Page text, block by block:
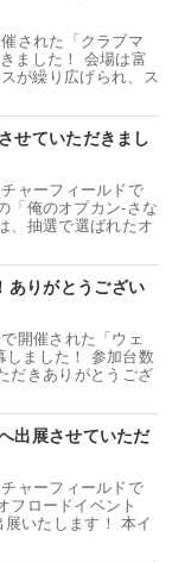
された「クラブマ
ました！ 会場は富
が繰り広げられ、ス
せていただきまし
ャーフィールドで
「俺のオプカン-さな
、抽選で選ばれたオ
ありがとうござい
開催された「ウェ
しました！ 参加台数
だきありがとうござ
出展させていただ
ャーフィールドで
フロードイベント
いたします！ 本イ